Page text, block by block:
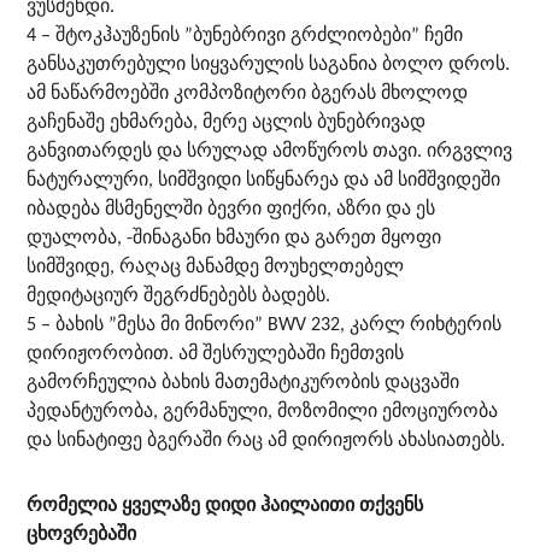
ვუსმენდი.
4 – შტოკჰაუზენის ”ბუნებრივი გრძლიობები” ჩემი
განსაკუთრებული სიყვარულის საგანია ბოლო დროს.
ამ ნაწარმოებში კომპოზიტორი ბგერას მხოლოდ
გაჩენაშე ეხმარება, მერე აცლის ბუნებრივად
განვითარდეს და სრულად ამოწუროს თავი. ირგვლივ
ნატურალური, სიმშვიდი სიწყნარეა და ამ სიმშვიდეში
იბადება მსმენელში ბევრი ფიქრი, აზრი და ეს
დუალობა, -შინაგანი ხმაური და გარეთ მყოფი
სიმშვიდე, რაღაც მანამდე მოუხელთებელ
მედიტაციურ შეგრძნებებს ბადებს.
5 – ბახის ”მესა მი მინორი” BWV 232, კარლ რიხტერის
დირიჟორობით. ამ შესრულებაში ჩემთვის
გამორჩეულია ბახის მათემატიკურობის დაცვაში
პედანტურობა, გერმანული, მოზომილი ემოციურობა
და სინატიფე ბგერაში რაც ამ დირიჟორს ახასიათებს.
რომელია ყველაზე დიდი ჰაილაითი თქვენს
ცხოვრებაში